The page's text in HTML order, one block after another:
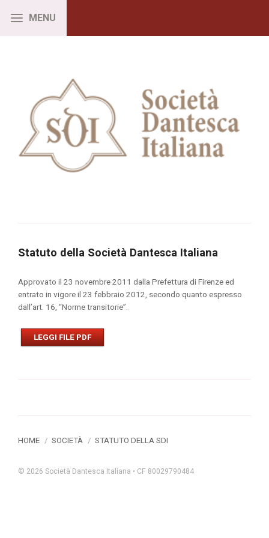
Statuto della Società Dantesca Italiana
Approvato il 23 novembre 2011 dalla Prefettura di Firenze ed
entrato in vigore il 23 febbraio 2012, secondo quanto espresso
dall’art. 16, “Norme transitorie”.
LEGGI FILE PDF
HOME / SOCIETÀ / STATUTO DELLA SDI
© 2026 Società Dantesca Italiana • CF 80029790484